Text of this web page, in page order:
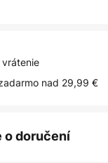
nad 29,99 €
o doručení